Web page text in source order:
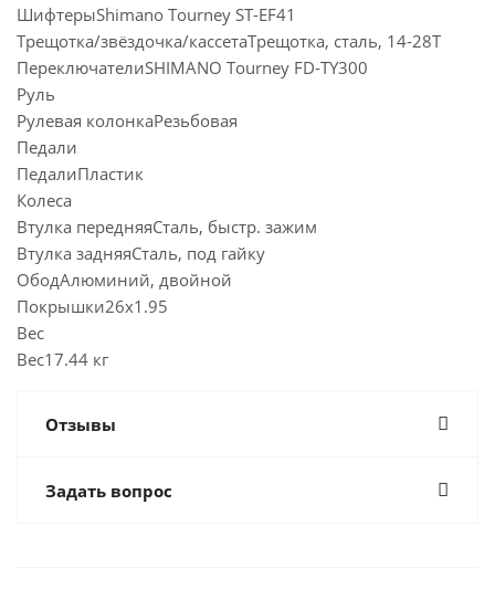
ШифтерыShimano Tourney ST-EF41
Трещотка/звёздочка/кассетаТрещотка, сталь, 14-28Т
ПереключателиSHIMANO Tourney FD-TY300
Руль
Рулевая колонкаРезьбовая
Педали
ПедалиПластик
Колеса
Втулка передняяСталь, быстр. зажим
Втулка задняяСталь, под гайку
ОбодАлюминий, двойной
Покрышки26x1.95
Вес
Вес17.44 кг
Отзывы
Задать вопрос